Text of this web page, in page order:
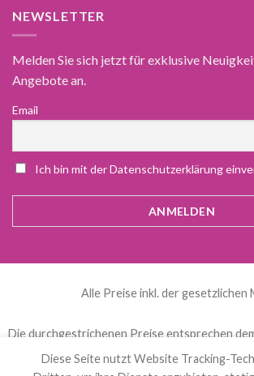
NEWSLETTER
Melden Sie sich jetzt für exklusive
Angebote an.
Email
Ich bin mit der Datenschutzerklärung
Alle Preise inkl. der gesetzlichen
Die durchgestrichenen Preise entsprechen
diesem Online-Shop.
Diese Seite nutzt Website Tracking-